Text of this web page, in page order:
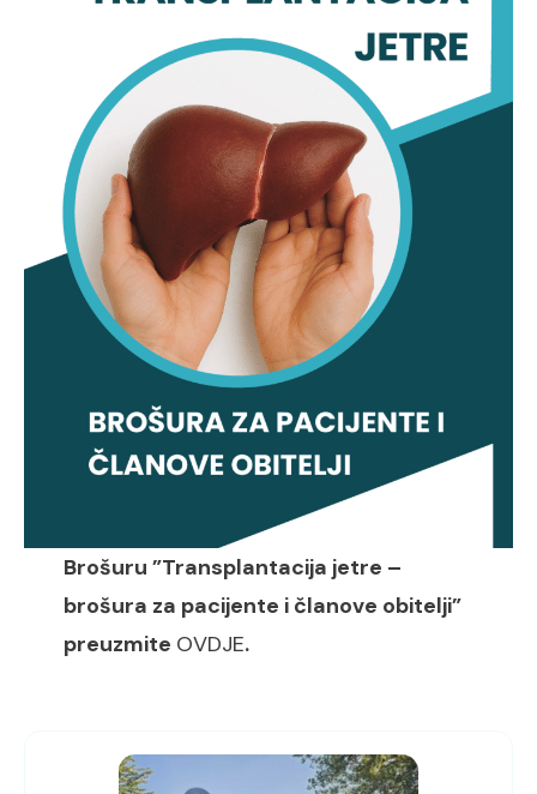
Brošuru ”Transplantacija jetre –
brošura za pacijente i članove obitelji”
preuzmite OVDJE.